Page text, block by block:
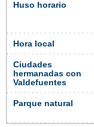
Huso horario
Hora local
Ciudades
hermanadas con
Valdefuentes
Parque natural